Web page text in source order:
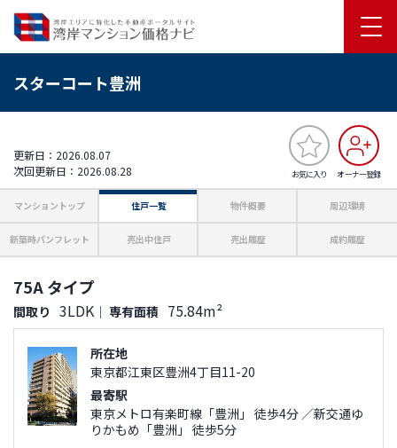
スターコート豊洲
お気に入り オーナー登録
更新日：2026.08.07
次回更新日：2026.08.28
マンショントップ 住戸一覧 物件概要 周辺環境
新築時パンフレット 売出中住戸 売出履歴 成約履歴
75A タイプ
間取り 3LDK ｜ 専有面積 75.84m²
所在地
東京都江東区豊洲4丁目11-20
最寄駅
東京メトロ有楽町線「豊洲」 徒歩4分 ／新交通ゆ
りかもめ「豊洲」 徒歩5分